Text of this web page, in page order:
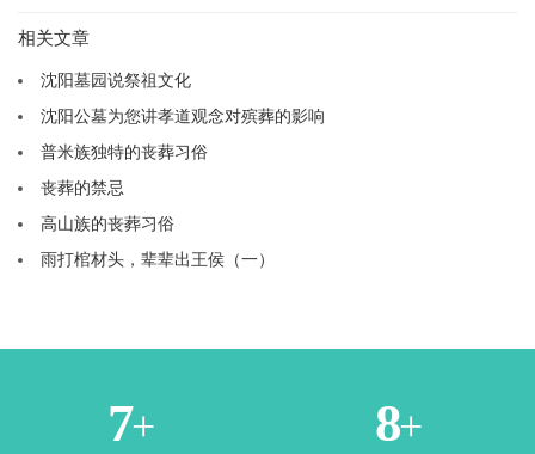
相关文章
沈阳墓园说祭祖文化
沈阳公墓为您讲孝道观念对殡葬的影响
普米族独特的丧葬习俗
丧葬的禁忌
高山族的丧葬习俗
雨打棺材头，辈辈出王侯（一）
1+ 3+